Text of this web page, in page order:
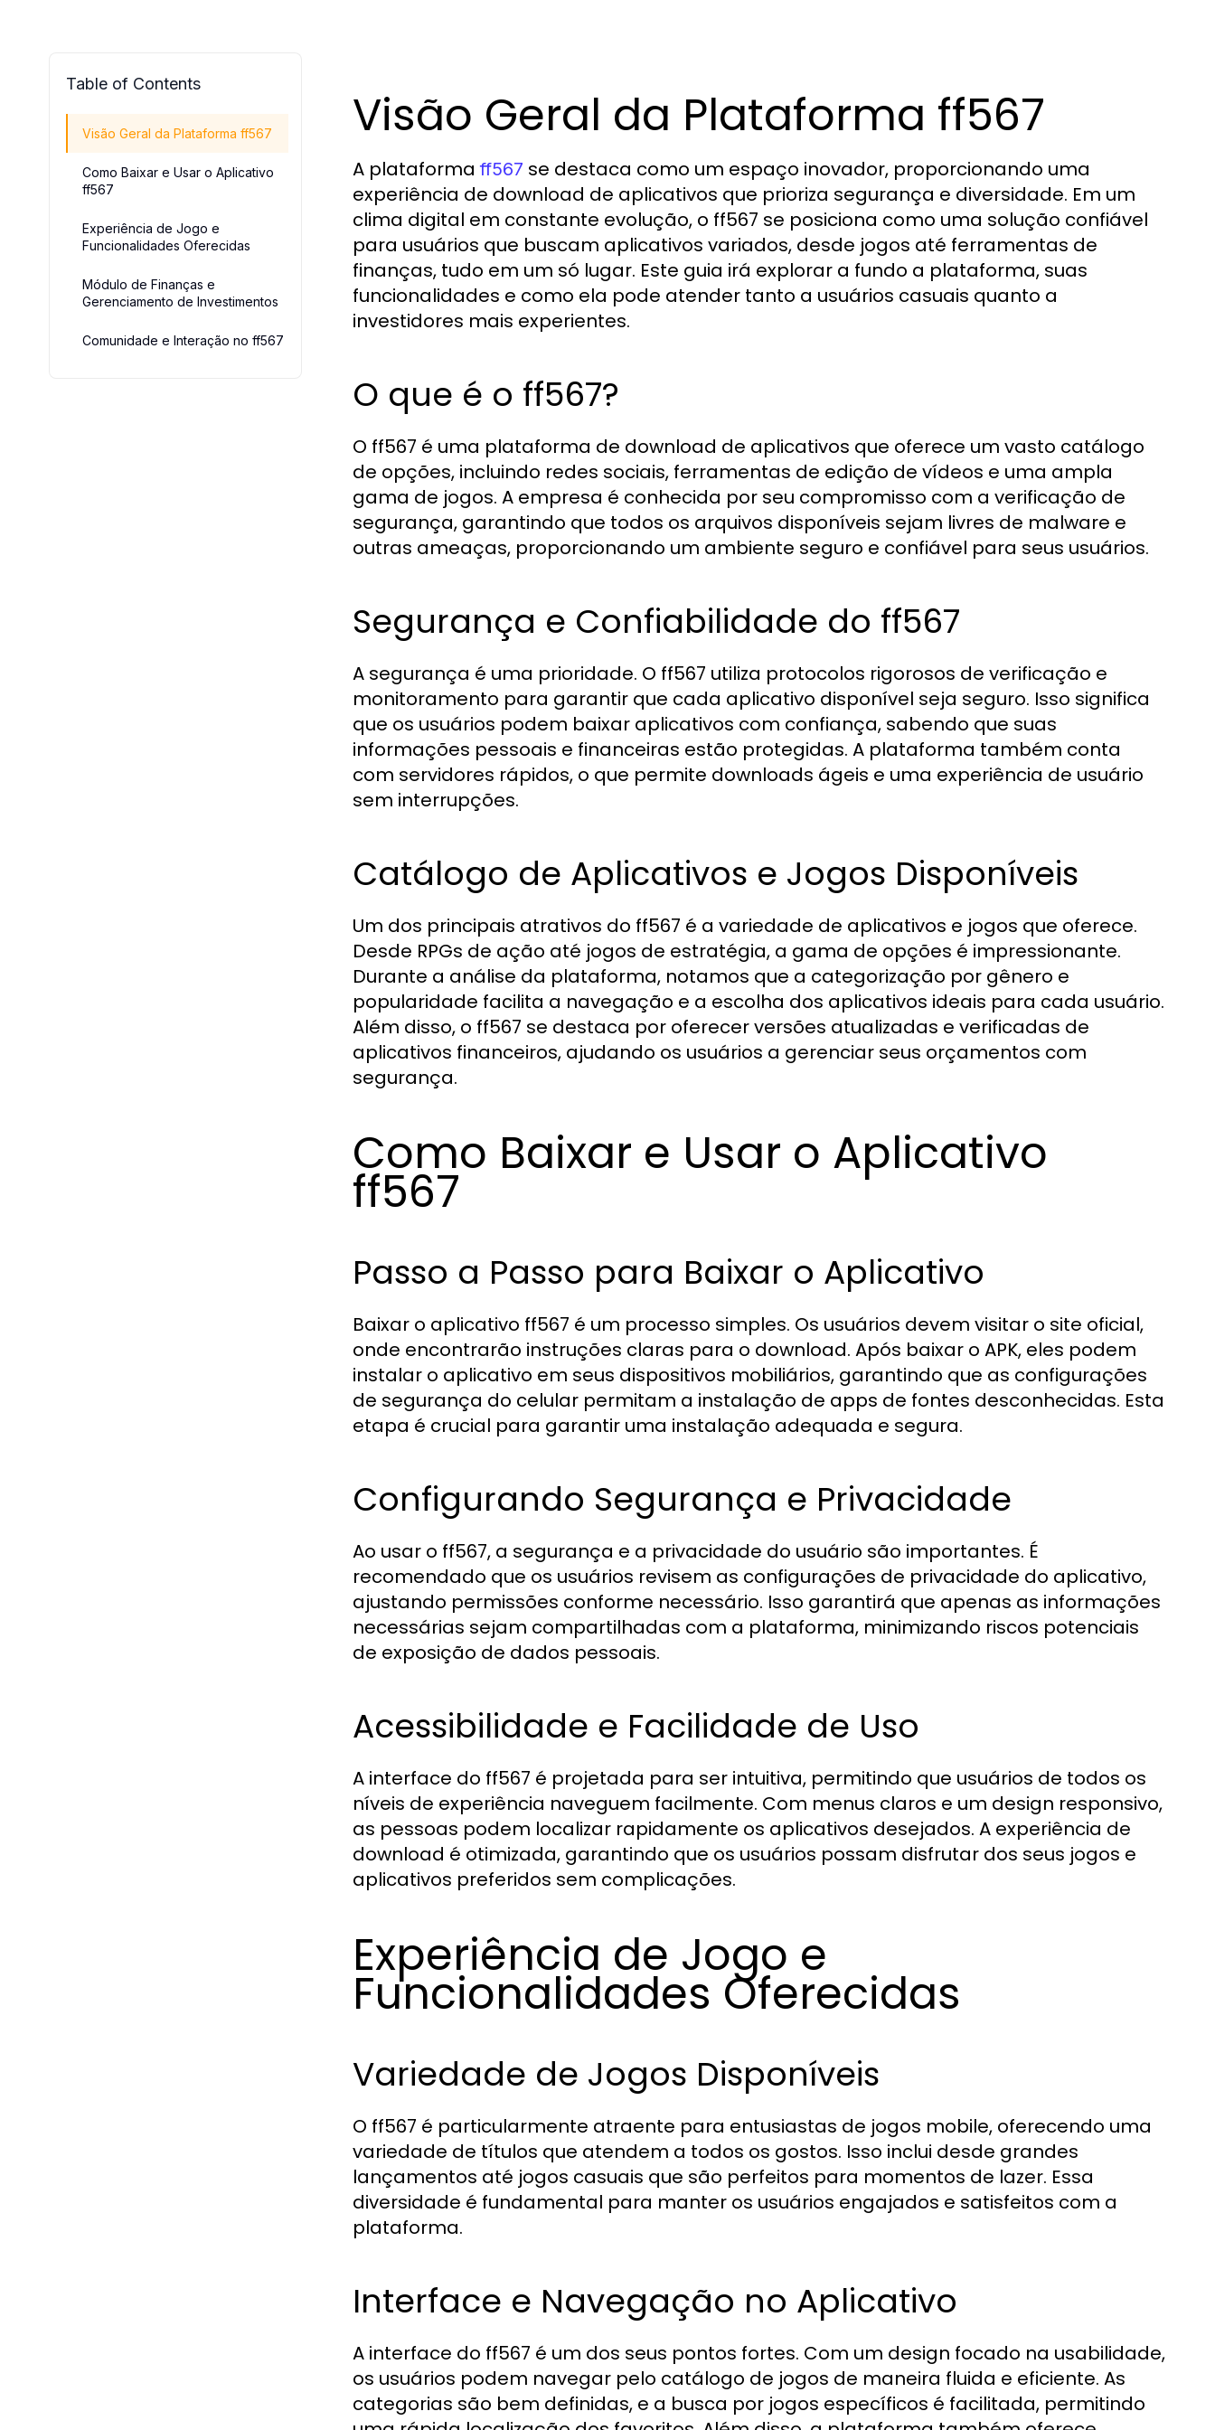
Table of Contents
Visão Geral da Plataforma ff567
Como Baixar e Usar o Aplicativo
ff567
Experiência de Jogo e
Funcionalidades Oferecidas
Módulo de Finanças e
Gerenciamento de Investimentos
Comunidade e Interação no ff567
Visão Geral da Plataforma ff567
A plataformaff567 se destaca como um espaço inovador, proporcionando uma
experiência de download de aplicativos que prioriza segurança e diversidade. Em um
clima digital em constante evolução, o ff567 se posiciona como uma solução confiável
para usuários que buscam aplicativos variados, desde jogos até ferramentas de
finanças, tudo em um só lugar. Este guia irá explorar a fundo a plataforma, suas
funcionalidades e como ela pode atender tanto a usuários casuais quanto a
investidores mais experientes.
O que é o ff567?
O ff567 é uma plataforma de download de aplicativos que oferece um vasto catálogo
de opções, incluindo redes sociais, ferramentas de edição de vídeos e uma ampla
gama de jogos. A empresa é conhecida por seu compromisso com a verificação de
segurança, garantindo que todos os arquivos disponíveis sejam livres de malware e
outras ameaças, proporcionando um ambiente seguro e confiável para seus usuários.
Segurança e Confiabilidade do ff567
A segurança é uma prioridade. O ff567 utiliza protocolos rigorosos de verificação e
monitoramento para garantir que cada aplicativo disponível seja seguro. Isso significa
que os usuários podem baixar aplicativos com confiança, sabendo que suas
informações pessoais e financeiras estão protegidas. A plataforma também conta
com servidores rápidos, o que permite downloads ágeis e uma experiência de usuário
sem interrupções.
Catálogo de Aplicativos e Jogos Disponíveis
Um dos principais atrativos do ff567 é a variedade de aplicativos e jogos que oferece.
Desde RPGs de ação até jogos de estratégia, a gama de opções é impressionante.
Durante a análise da plataforma, notamos que a categorização por gênero e
popularidade facilita a navegação e a escolha dos aplicativos ideais para cada usuário.
Além disso, o ff567 se destaca por oferecer versões atualizadas e verificadas de
aplicativos financeiros, ajudando os usuários a gerenciar seus orçamentos com
segurança.
Como Baixar e Usar o Aplicativo
ff567
Passo a Passo para Baixar o Aplicativo
Baixar o aplicativo ff567 é um processo simples. Os usuários devem visitar o site oficial,
onde encontrarão instruções claras para o download. Após baixar o APK, eles podem
instalar o aplicativo em seus dispositivos mobiliários, garantindo que as configurações
de segurança do celular permitam a instalação de apps de fontes desconhecidas. Esta
etapa é crucial para garantir uma instalação adequada e segura.
Configurando Segurança e Privacidade
Ao usar o ff567, a segurança e a privacidade do usuário são importantes. É
recomendado que os usuários revisem as configurações de privacidade do aplicativo,
ajustando permissões conforme necessário. Isso garantirá que apenas as informações
necessárias sejam compartilhadas com a plataforma, minimizando riscos potenciais
de exposição de dados pessoais.
Acessibilidade e Facilidade de Uso
A interface do ff567 é projetada para ser intuitiva, permitindo que usuários de todos os
níveis de experiência naveguem facilmente. Com menus claros e um design responsivo,
as pessoas podem localizar rapidamente os aplicativos desejados. A experiência de
download é otimizada, garantindo que os usuários possam disfrutar dos seus jogos e
aplicativos preferidos sem complicações.
Experiência de Jogo e
Funcionalidades Oferecidas
Variedade de Jogos Disponíveis
O ff567 é particularmente atraente para entusiastas de jogos mobile, oferecendo uma
variedade de títulos que atendem a todos os gostos. Isso inclui desde grandes
lançamentos até jogos casuais que são perfeitos para momentos de lazer. Essa
diversidade é fundamental para manter os usuários engajados e satisfeitos com a
plataforma.
Interface e Navegação no Aplicativo
A interface do ff567 é um dos seus pontos fortes. Com um design focado na usabilidade,
os usuários podem navegar pelo catálogo de jogos de maneira fluida e eficiente. As
categorias são bem definidas, e a busca por jogos específicos é facilitada, permitindo